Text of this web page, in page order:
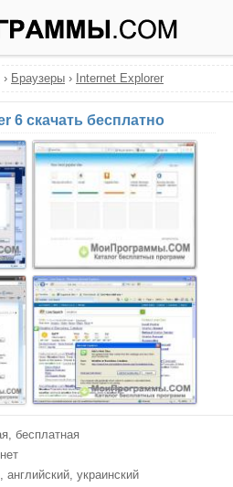
› Браузеры › Internet Explorer
6 скачать бесплатно
бесплатная
английский, украинский